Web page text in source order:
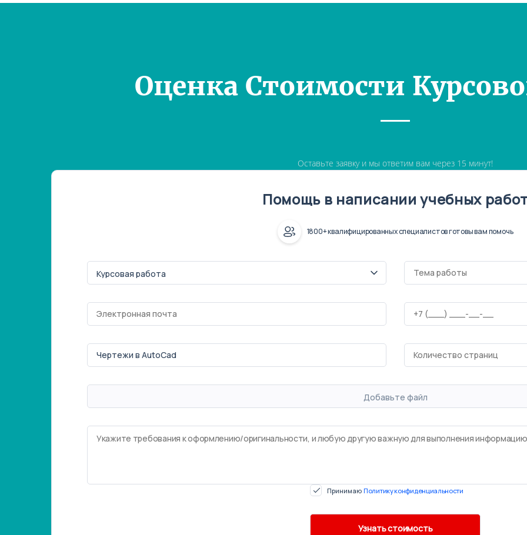
Оценка Стоимости
Оставьте заявку и мы ответим вам через 15 минут!
Помощь в написании учебных
1800+ квалифицированных специалистов готовы вам помочь
Добавьте файл
Принимаю Политику конфиденциальности